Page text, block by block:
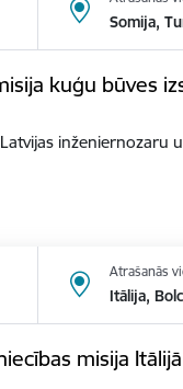
Somija,
kuģu būves
inženiernozaru
Atrašanās
Itālija,
misija